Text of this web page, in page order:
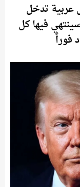
عربية تدخل
فيها كل
فوراً